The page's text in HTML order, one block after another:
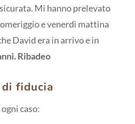
Mi hanno prelevato
e venerdì mattina
David era in arrivo e in
Ribadeo
fiducia
caso: